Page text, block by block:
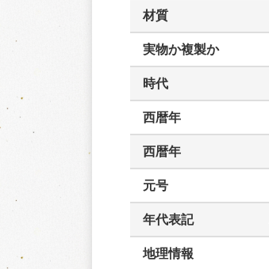
材質
実物か複製か
時代
西暦年
西暦年
元号
年代表記
地理情報